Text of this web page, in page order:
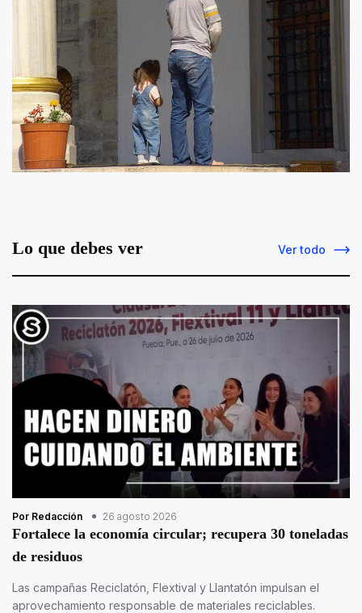
Lo que debes ver Ver todo
Por Redacción 26 agosto 2026
Fortalece la economía circular; recupera 30 toneladas
de residuos
Las campañas Reciclatón, Flextival y Llantatón impulsan el
aprovechamiento responsable de materiales reciclables.